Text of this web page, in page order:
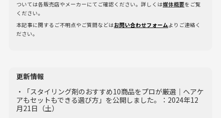
ついては各販売店やメーカーにてご確認ください。詳しくは媒体概要をご覧
ください。
本記事に関するご不明点やご質問などはお問い合わせフォームよりご連絡く
ださい。
更新情報
・「スタイリング剤のおすすめ10商品をプロが厳選｜ヘアケ
アもセットもできる選び方」を公開しました。：2024年12
月21日（土）